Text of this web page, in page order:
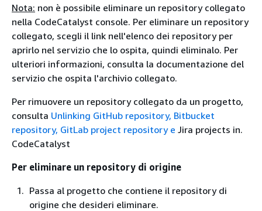
Nota: non è possibile eliminare un repository collegato
nella CodeCatalyst console. Per eliminare un repository
collegato, scegli il link nell'elenco dei repository per
aprirlo nel servizio che lo ospita, quindi eliminalo. Per
ulteriori informazioni, consulta la documentazione del
servizio che ospita l'archivio collegato.
Per rimuovere un repository collegato da un progetto,
consulta Unlinking GitHub repository, Bitbucket
repository, GitLab project repository e Jira projects in.
CodeCatalyst
Per eliminare un repository di origine
Passa al progetto che contiene il repository di
origine che desideri eliminare.